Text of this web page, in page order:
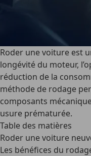
Roder une voiture est
longévité du moteur,
réduction de la
méthode de rodage
composants
usure prématurée.
Table des matières
Roder une voiture
Les bénéfices du